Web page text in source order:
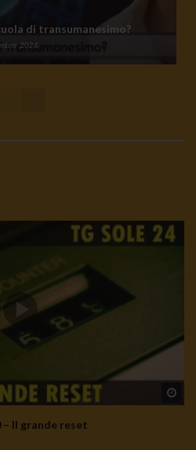
di transumanesimo?
2024
Il grande reset